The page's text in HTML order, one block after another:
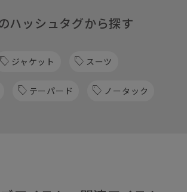
ハッシュタグから探す
ジャケット スーツ
テーパード ノータック